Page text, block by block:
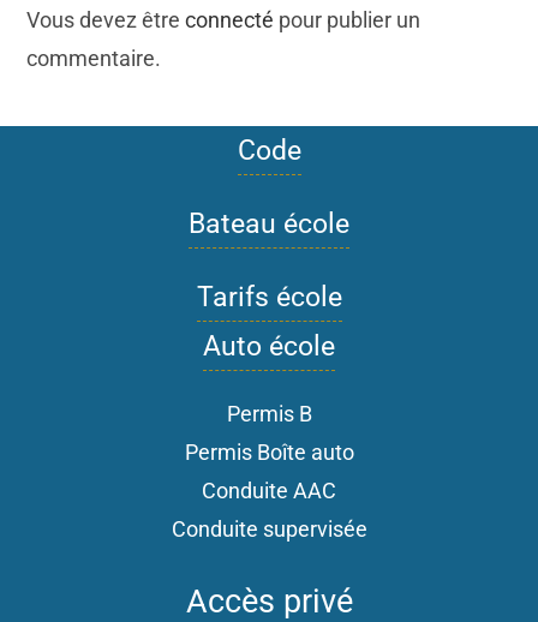
Vous devez êtreconnecté pour publier un
commentaire.
Code
Bateau école
Tarifs école
Auto école
Permis B
Permis Boîte auto
Conduite AAC
Conduite supervisée
Accès privé